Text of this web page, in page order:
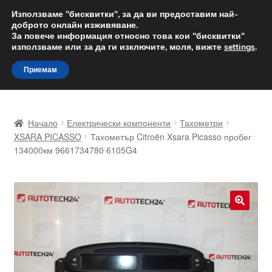
ДОСТАВКА от 12 лв.
Доставка по целия свят
Skip
to
navigation
Skip
to
content
Доставка по целия свят
За нас
Контакт
Начало Електрически компоненти
Тахометри
XSARA PICASSO
Тахометър Citroën Xsara Picasso пробег
134000км 9661734780 6105G4
Използваме "бисквитки", за да ви предоставим най-
доброто онлайн изживяване.
За повече информация относно това кои "бисквитки"
използваме или за да ги изключите, моля, вижте settings.
Приемам